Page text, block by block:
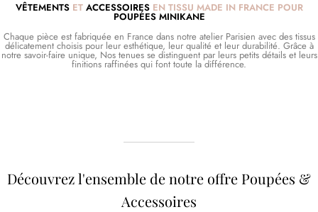
VÊTEMENTSET ACCESSOIRESEN TISSU MADE IN FRANCE POUR
POUPÉES MINIKANE
Chaque pièce est fabriquée en France dans notre atelier Parisien avec des tissus
délicatement choisis pour leur esthétique, leur qualité et leur durabilité. Grâce à
notre savoir-faire unique, Nos tenues se distinguent par leurs petits détails et leurs
finitions raffinées qui font toute la différence.
Découvrez l'ensemble de notre offre Poupées &
Accessoires